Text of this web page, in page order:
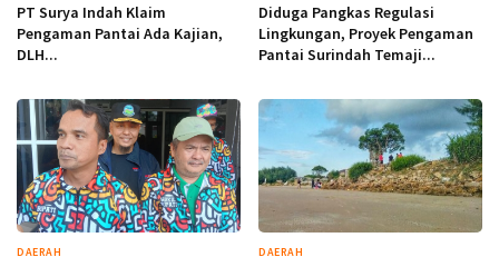
PT Surya Indah Klaim
Pengaman Pantai Ada Kajian,
DLH...
Diduga Pangkas Regulasi
Lingkungan, Proyek Pengaman
Pantai Surindah Temaji...
DAERAH DAERAH